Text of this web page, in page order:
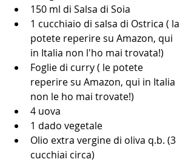
150 ml di Salsa di Soia
1 cucchiaio di salsa di Ostrica ( la
potete reperire su Amazon, qui
in Italia non l'ho mai trovata!)
Foglie di curry ( le potete
reperire su Amazon, qui in Italia
non le ho mai trovate!)
4 uova
1 dado vegetale
Olio extra vergine di oliva q.b. (3
cucchiai circa)